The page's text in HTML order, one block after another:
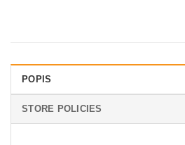
POPIS
STORE POLICIES